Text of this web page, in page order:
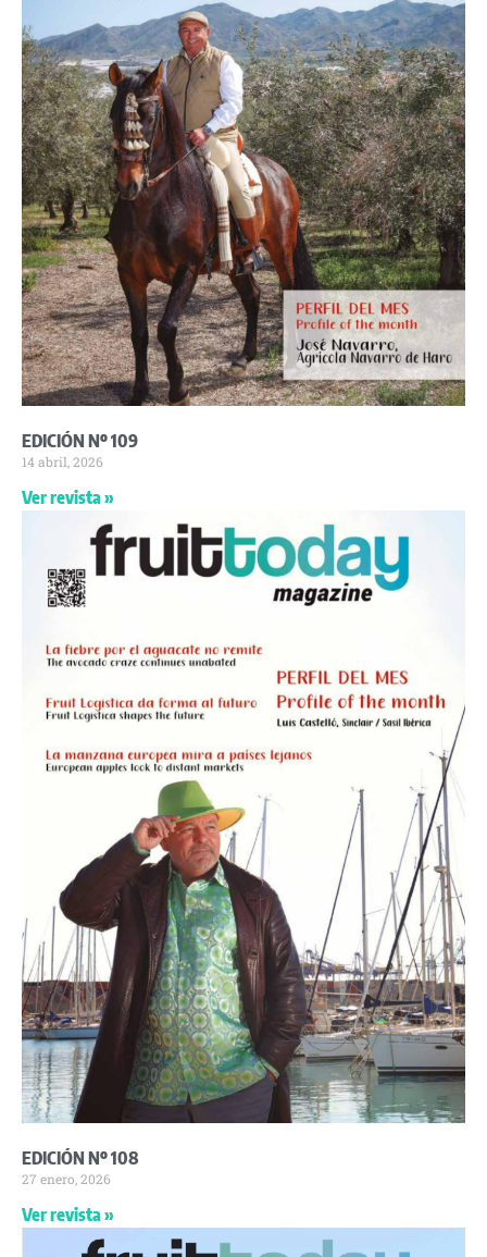
EDICIÓN Nº 109
14 abril, 2026
Ver revista »
EDICIÓN Nº 108
27 enero, 2026
Ver revista »